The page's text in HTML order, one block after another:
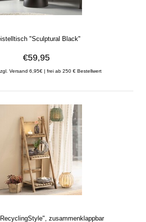
"Sculptural Black"
€59,95
Versand 6,95€ | frei ab 250 € Bestellwert
zusammenklappbar